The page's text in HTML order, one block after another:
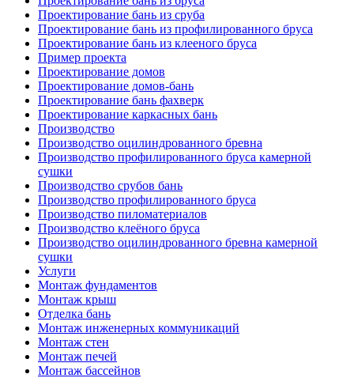
Проектирование бань из сруба
Проектирование бань из профилированного бруса
Проектирование бань из клееного бруса
Пример проекта
Проектирование домов
Проектирование домов-бань
Проектирование бань фахверк
Проектирование каркасных бань
Производство
Производство оцилиндрованного бревна
Производство профилированного бруса камерной
сушки
Производство срубов бань
Производство профилированного бруса
Производство пиломатериалов
Производство клеёного бруса
Производство оцилиндрованного бревна камерной
сушки
Услуги
Монтаж фундаментов
Монтаж крыш
Отделка бань
Монтаж инженерных коммуникаций
Монтаж стен
Монтаж печей
Монтаж бассейнов